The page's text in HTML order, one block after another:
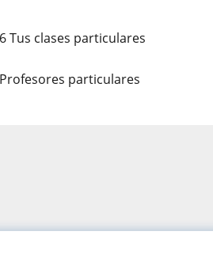
Tus clases particulares
Profesores particulares